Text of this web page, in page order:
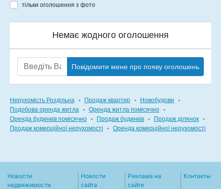
тільки оголошення з фото
Немає жодного оголошення
Повідомити мене про появу оголошень
Нерухомість Роздільна ▪ Продаж квартир ▪ Новобудови
▪
Подобова оренда житла ▪ Оренда житла помісячно ▪
Оренда будинків помісячно ▪ Продаж будинків ▪ Продаж ділянок ▪
Продаж комерційної нерухомості
▪ Оренда комерційної нерухомості
Новости
недвижимости
Новости
сайта
Реклама на
сайте
Контакты